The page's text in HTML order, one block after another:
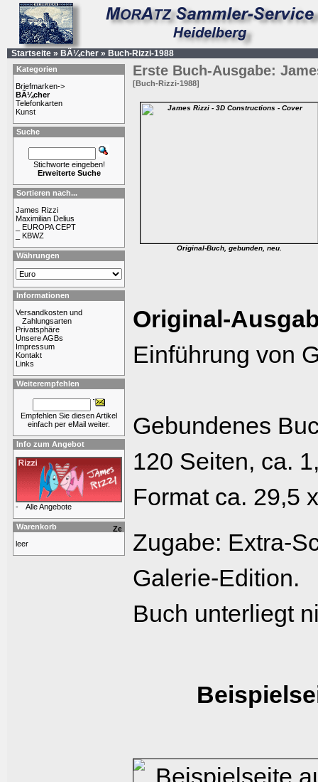
Startseite » BÃ¼cher » Buch-Rizzi-1988
Kategorien
Briefmarken->
BÃ¼cher
Telefonkarten
Kunst
Suche
Stichworte eingeben!
Erweiterte Suche
Sortieren nach...
James Rizzi
Maximilian Delius
_ EUROPA CEPT
_ KBWZ
Währungen
Informationen
Versandkosten und
Zahlungsarten
Privatsphäre
Unsere AGBs
Impressum
Kontakt
Links
Weiterempfehlen
Empfehlen Sie diesen Artikel
einfach per eMail weiter.
Info zum Angebot
- Alle Angebote
Warenkorb
leer
Erste Buch-Ausgabe:
[Buch-Rizzi-1988]
Original-Buch, gebunden, neu.
Original-
Einführung von
Gebundenes
120 Seiten, ca.
Format ca. 29,5
Zugabe: Extra-
Galerie-Edition.
Buch unterliegt